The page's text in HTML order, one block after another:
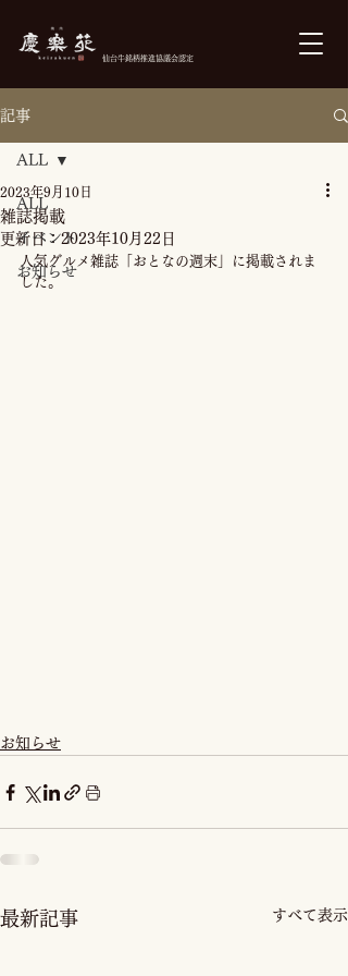
仙台牛銘柄推進協議会認定
記事
ALL
イベント
お知らせ
ALL
雑誌掲載
2023年9月10日
更新日：2023年10月22日
人気グルメ雑誌「おとなの週末」に掲載されま
した。
お知らせ
最新記事 すべて表示